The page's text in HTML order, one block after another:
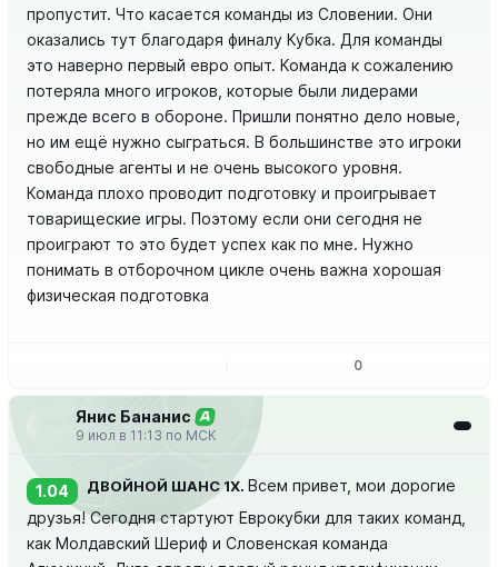
пропустит. Что касается команды из Словении. Они
оказались тут благодаря финалу Кубка. Для команды
это наверно первый евро опыт. Команда к сожалению
потеряла много игроков, которые были лидерами
прежде всего в обороне. Пришли понятно дело новые,
но им ещё нужно сыграться. В большинстве это игроки
свободные агенты и не очень высокого уровня.
Команда плохо проводит подготовку и проигрывает
товарищеские игры. Поэтому если они сегодня не
проиграют то это будет успех как по мне. Нужно
понимать в отборочном цикле очень важна хорошая
физическая подготовка
0
Янис Бананис А
9 июл в 11:13 по МСК
1.04 ДВОЙНОЙ ШАНС 1X. Всем привет, мои дорогие
друзья! Сегодня стартуют Еврокубки для таких команд,
как Молдавский Шериф и Словенская команда